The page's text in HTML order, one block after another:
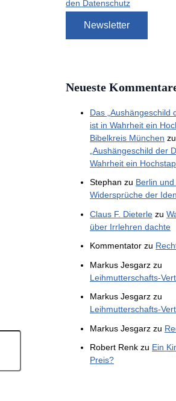
den Datenschutz
Neueste
Das „Aushängeschild
ist in Wahrheit ein
Bibelkreis München zu
„Aushängeschild der
Wahrheit ein
Stephan zu Berlin
Widersprüche der
Claus F. Dieterle zu
über Irrlehren dachte
Kommentator zu
Markus Jesgarz zu
Leihmutterschafts-
Markus Jesgarz zu
Leihmutterschafts-
Markus Jesgarz zu
Robert Renk zu Ein
Preis?